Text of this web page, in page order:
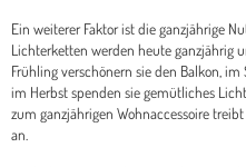
Ein weiterer Faktor ist die ganzjährige
Lichterketten werden heute ganzjährig
Frühling verschönern sie den Balkon,
im Herbst spenden sie gemütliches
zum ganzjährigen Wohnaccessoire
an.